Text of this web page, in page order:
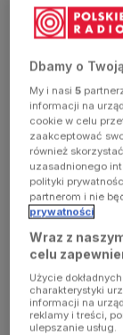
exception
has
occurred
(see the
browser
console for
more
information)
Dbamy o
My i nasi5
informacji na
cookie w celu
zaakceptować
również
uzasadnionego
polityki
partnerom i nie
prywatności
Wraz z
celu
Użycie
charakterystyki
informacji na
reklamy i treści,
ulepszanie usług.